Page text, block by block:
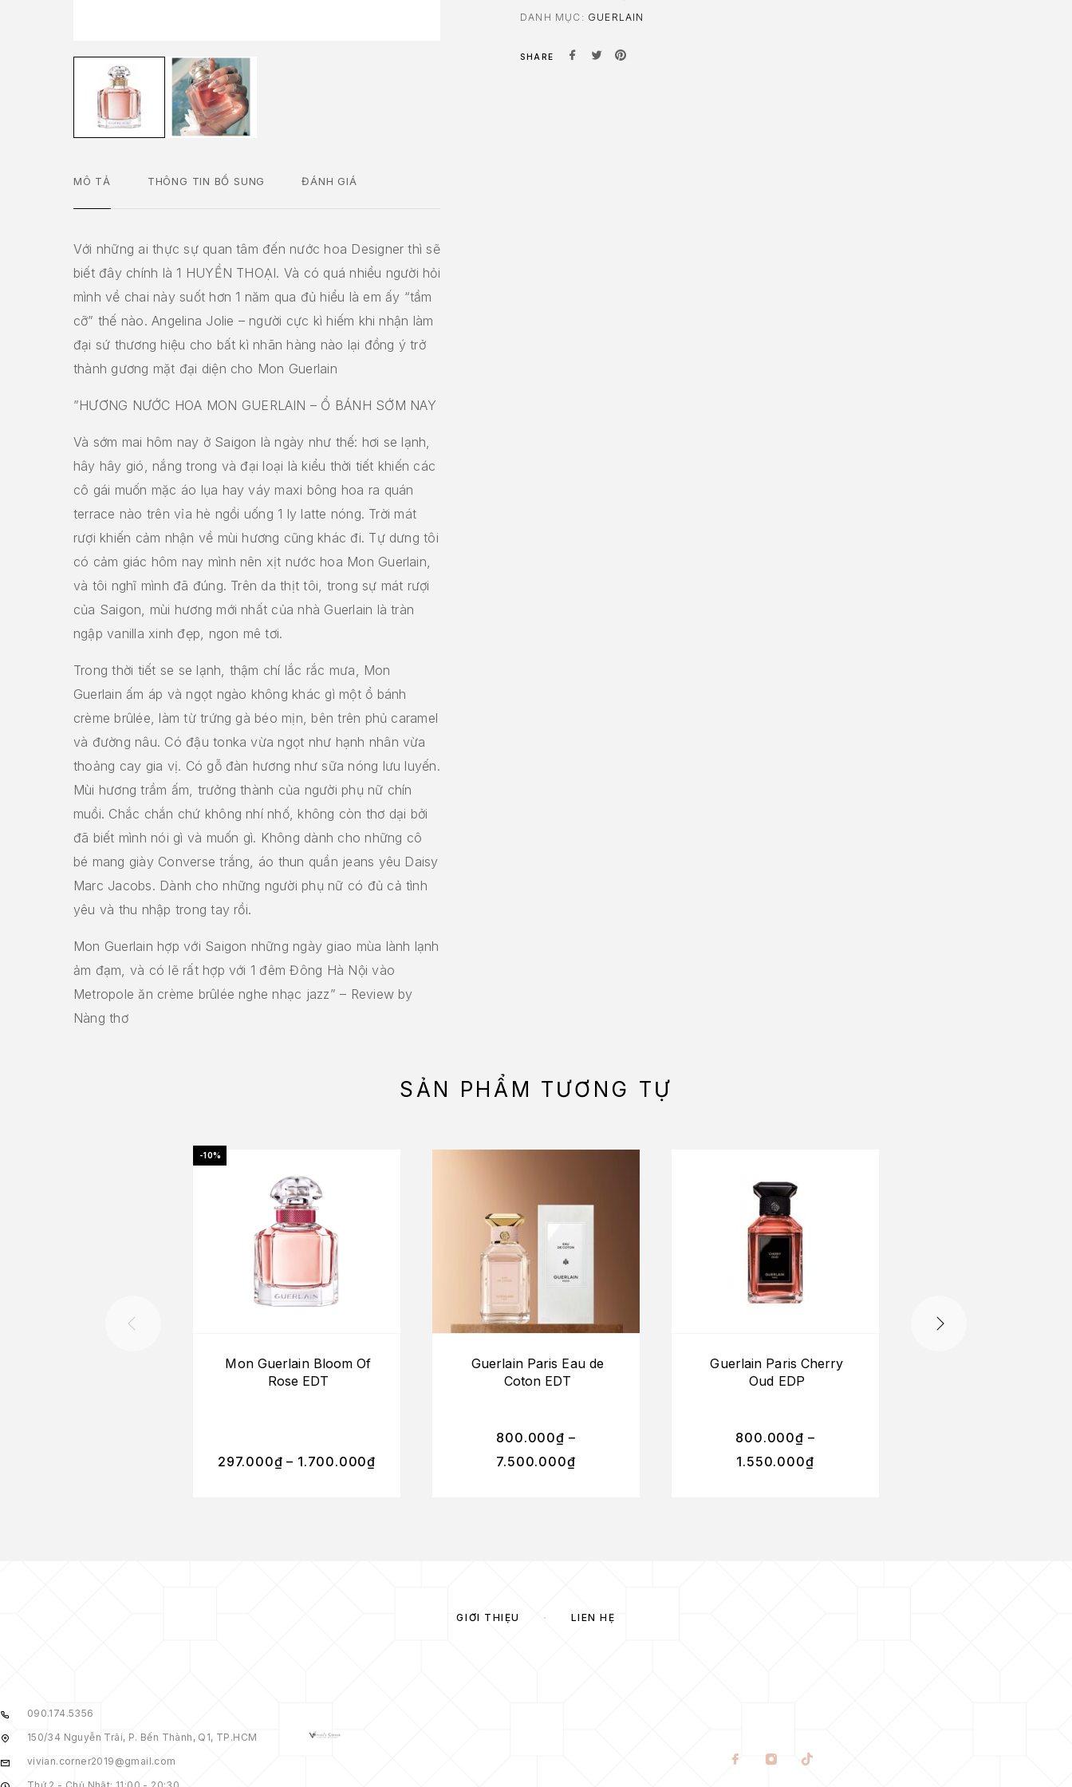
MÔ TẢ THÔNG TIN BỔ SUNG ĐÁNH GIÁ
Với những ai thực sự quan tâm đến nước hoa Designer thì sẽ
biết đây chính là 1 HUYỀN THOẠI. Và có quá nhiều người hỏi
mình về chai này suốt hơn 1 năm qua đủ hiểu là em ấy “tầm
cỡ” thế nào. Angelina Jolie – người cực kì hiếm khi nhận làm
đại sứ thương hiệu cho bất kì nhãn hàng nào lại đồng ý trở
thành gương mặt đại diện cho Mon Guerlain
”HƯƠNG NƯỚC HOA MON GUERLAIN – Ổ BÁNH SỚM NAY
Và sớm mai hôm nay ở Saigon là ngày như thế: hơi se lạnh,
hây hây gió, nắng trong và đại loại là kiểu thời tiết khiến các
cô gái muốn mặc áo lụa hay váy maxi bông hoa ra quán
terrace nào trên vỉa hè ngồi uống 1 ly latte nóng. Trời mát
rượi khiến cảm nhận về mùi hương cũng khác đi. Tự dưng tôi
có cảm giác hôm nay mình nên xịt nước hoa Mon Guerlain,
và tôi nghĩ mình đã đúng. Trên da thịt tôi, trong sự mát rượi
của Saigon, mùi hương mới nhất của nhà Guerlain là tràn
ngập vanilla xinh đẹp, ngon mê tơi.
Trong thời tiết se se lạnh, thậm chí lắc rắc mưa, Mon
Guerlain ấm áp và ngọt ngào không khác gì một ổ bánh
crème brûlée, làm từ trứng gà béo mịn, bên trên phủ caramel
và đường nâu. Có đậu tonka vừa ngọt như hạnh nhân vừa
thoảng cay gia vị. Có gỗ đàn hương như sữa nóng lưu luyến.
Mùi hương trầm ấm, trưởng thành của người phụ nữ chín
muồi. Chắc chắn chứ không nhí nhố, không còn thơ dại bởi
đã biết mình nói gì và muốn gì. Không dành cho những cô
bé mang giày Converse trắng, áo thun quần jeans yêu Daisy
Marc Jacobs. Dành cho những người phụ nữ có đủ cả tình
yêu và thu nhập trong tay rồi.
Mon Guerlain hợp với Saigon những ngày giao mùa lành lạnh
ảm đạm, và có lẽ rất hợp với 1 đêm Đông Hà Nội vào
Metropole ăn crème brûlée nghe nhạc jazz” – Review by
Nàng thơ
DANH MỤC: GUERLAIN
SHARE
SẢN PHẨM TƯƠNG TỰ
-10%
Mon Guerlain Bloom Of
Rose EDT
297.000₫ – 1.700.000₫
Guerlain Paris Eau de
Coton EDT
800.000₫ –
7.500.000₫
Guerlain Paris Cherry
Oud EDP
800.000₫ –
1.550.000₫
GIỚI THIỆU LIÊN HỆ
090.174.5356
150/34 Nguyễn Trãi, P. Bến Thành, Q1, TP.HCM
vivian.corner2019@gmail.com